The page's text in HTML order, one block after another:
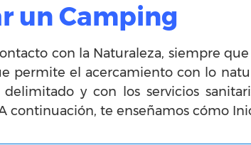
un Camping
con la Naturaleza, siempre
permite el acercamiento con lo
y con los servicios
continuación, te enseñamos cómo